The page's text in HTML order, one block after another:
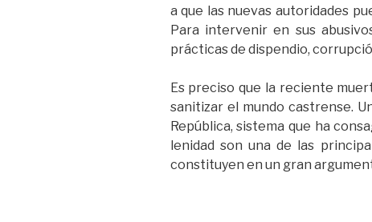
a que las nuevas autoridades
Para intervenir en sus
prácticas de dispendio,
Es preciso que la reciente
sanitizar el mundo castrense.
República, sistema que ha
lenidad son una de las
constituyen en un gran